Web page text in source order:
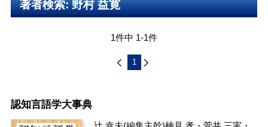
著者検索: 野村 益寛
1件中 1-1件
1
認知言語学大事典